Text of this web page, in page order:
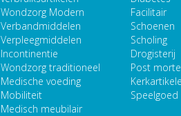
Wondzorg Modern
Verbandmiddelen
Verpleegmiddelen
Incontinentie
Wondzorg traditioneel
Medische voeding
Mobiliteit
Medisch meubilair
Facilitair
Schoenen
Scholing
Drogisterij
Post
Speelgoed